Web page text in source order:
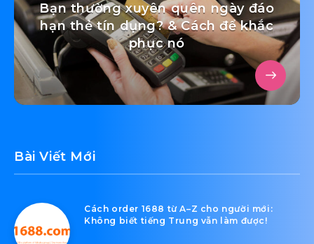
Bạn thường xuyên quên ngày đáo
hạn thẻ tín dụng? & Cách để khắc
phục nó
Bài Viết Mới
Cách order 1688 từ A–Z cho người mới:
Không biết tiếng Trung vẫn làm được!